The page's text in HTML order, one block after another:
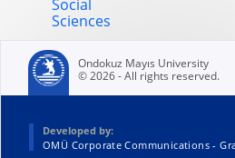
Social
Sciences
Ondokuz Mayıs University
© 2026 - All rights reserved.
Developed by:
OMÜ Corporate Communications -